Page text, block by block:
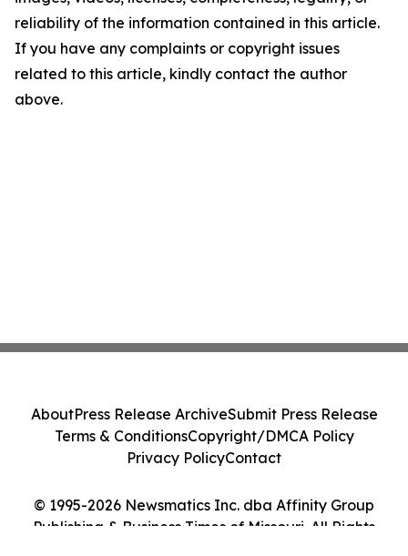
reliability of the information contained in this article.
If you have any complaints or copyright issues
related to this article, kindly contact the author
above.
© 1995-2026 Newsmatics Inc. dba Affinity Group
Publishing & Business Times of Missouri. All Rights
AboutPress Release ArchiveSubmit Press Release
Terms & ConditionsCopyright/DMCA Policy
Privacy PolicyContact